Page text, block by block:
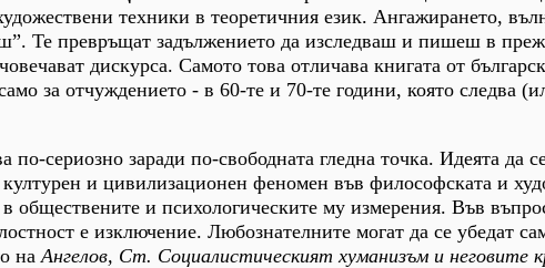
техники в теоретичния език. Ангажирането,
Те превръщат задължението да изследваш и пишеш в
дискурса. Самото това отличава книгата от
за отчуждението - в 60-те и 70-те години, която следва
по-сериозно заради по-свободната гледна точка. Идеята да
и цивилизационен феномен във философската и
обществените и психологическите му измерения. Във
е изключение. Любознателните могат да се убедат
наАнгелов, Ст. Социалистическият хуманизъм и неговите